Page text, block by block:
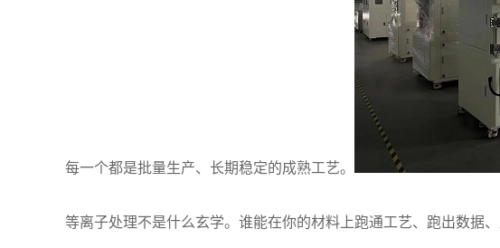
每一个都是批量生产、长期稳定的成熟工艺。
等离子处理不是什么玄学。谁能在你的材料上跑通工艺、跑出数据